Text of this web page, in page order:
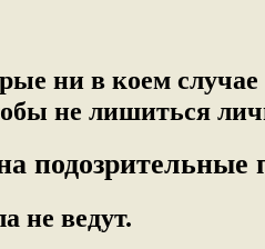
ни в коем случае
не лишиться
подозрительные
не ведут.